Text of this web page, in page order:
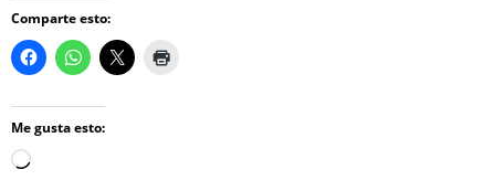
Comparte esto:
Me gusta esto:
Loading…